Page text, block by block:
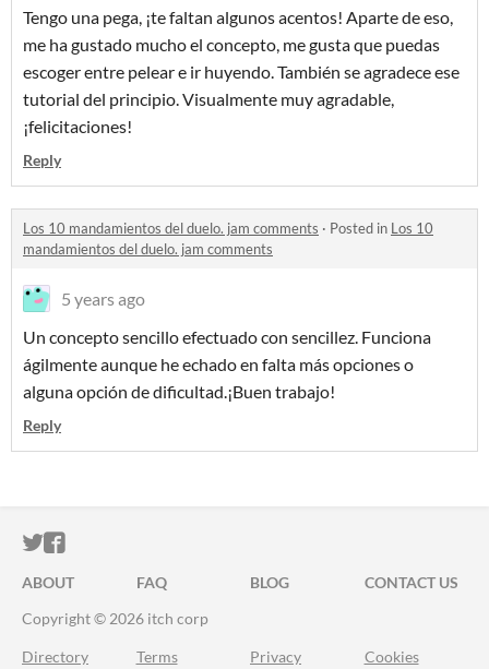
Tengo una pega, ¡te faltan algunos acentos! Aparte de eso,
me ha gustado mucho el concepto, me gusta que puedas
escoger entre pelear e ir huyendo. También se agradece ese
tutorial del principio. Visualmente muy agradable,
¡felicitaciones!
Reply
Los 10 mandamientos del duelo. jam comments · Posted in Los 10
mandamientos del duelo. jam comments
5 years ago
Un concepto sencillo efectuado con sencillez. Funciona
ágilmente aunque he echado en falta más opciones o
alguna opción de dificultad.¡Buen trabajo!
Reply
ITCH.IO ON TWITTER
ITCH.IO ON FACEBOOK
ABOUT FAQ BLOG
CONTACT US
Copyright © 2026 itch corp
Directory Terms Privacy Cookies